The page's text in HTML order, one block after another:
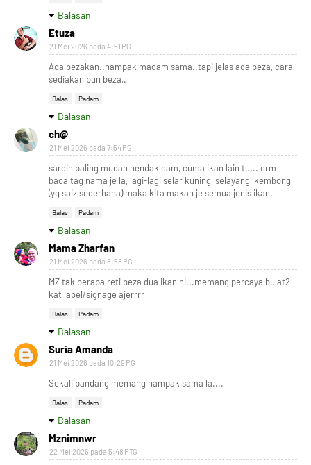
Balasan
Etuza
21 Mei 2026 pada 4:51 PG
Ada bezakan..nampak macam sama..tapi jelas ada beza, cara
sediakan pun beza,.
Balas Padam
Balasan
ch@
21 Mei 2026 pada 7:54 PG
sardin paling mudah hendak cam, cuma ikan lain tu... erm
baca tag nama je la, lagi-lagi selar kuning, selayang, kembong
(yg saiz sederhana) maka kita makan je semua jenis ikan.
Balas Padam
Balasan
Mama Zharfan
21 Mei 2026 pada 8:58 PG
MZ tak berapa reti beza dua ikan ni...memang percaya bulat2
kat label/signage ajerrrr
Balas Padam
Balasan
Suria Amanda
21 Mei 2026 pada 10:29 PG
Sekali pandang memang nampak sama la....
Balas Padam
Balasan
Mznimnwr
22 Mei 2026 pada 5:48 PTG